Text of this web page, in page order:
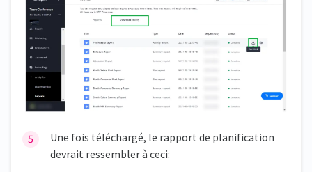
Une fois téléchargé, le rapport de planification
devrait ressembler à ceci: